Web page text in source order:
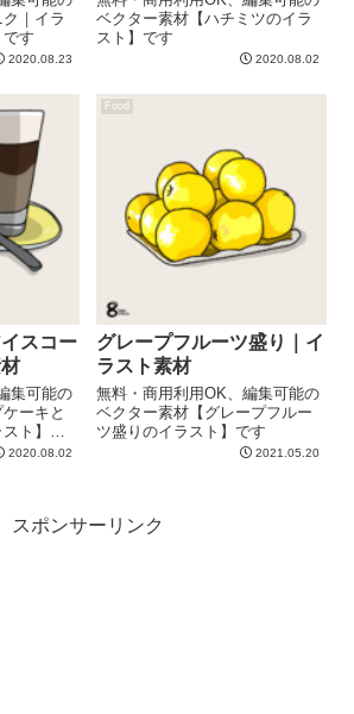
｜イラ
す
2020.08.23
ベクター素材【ハチミツのイラ
スト】です
2020.08.02
スコー
集可能の
ーキと
ト】で
2020.08.02
Food
グレープフルーツ盛り｜イ
ラスト素材
無料・商用利用OK、編集可能の
ベクター素材【グレープフルー
ツ盛りのイラスト】です
2021.05.20
スポンサーリンク